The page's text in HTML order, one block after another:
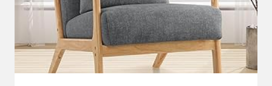
FERNSEHSESSEL
AUS
BOU…